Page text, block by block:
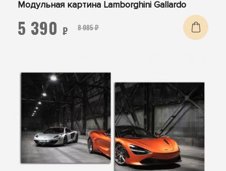
Модульная картина Lamborghini Gallardo
8 085 ₽
5 390 ₽